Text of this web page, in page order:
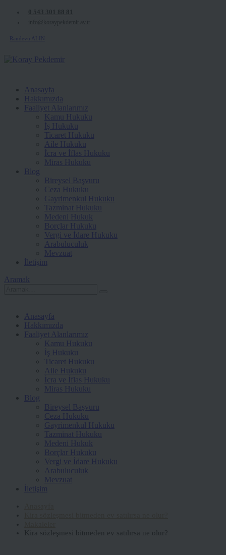
Randevu ALIN
Anasayfa
Hakkımızda
Faaliyet Alanlarımız
Kamu Hukuku
İş Hukuku
Ticaret Hukuku
Aile Hukuku
İcra ve İflas Hukuku
Miras Hukuku
Blog
Bireysel Başvuru
Ceza Hukuku
Gayrimenkul Hukuku
Tazminat Hukuku
Medeni Hukuk
Borçlar Hukuku
Vergi ve İdare Hukuku
Arabuluculuk
Mevzuat
İletişim
Aramak
Anasayfa
Hakkımızda
Faaliyet Alanlarımız
Kamu Hukuku
İş Hukuku
Ticaret Hukuku
Aile Hukuku
İcra ve İflas Hukuku
Miras Hukuku
Blog
Bireysel Başvuru
Ceza Hukuku
Gayrimenkul Hukuku
Tazminat Hukuku
Medeni Hukuk
Borçlar Hukuku
Vergi ve İdare Hukuku
Arabuluculuk
Mevzuat
İletişim
Kira sözleşmesi bitmeden ev satılırsa ne olur?